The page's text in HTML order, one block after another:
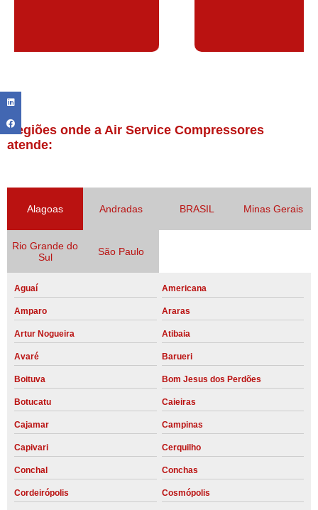
Regiões onde a Air Service Compressores
atende:
Alagoas Andradas BRASIL Minas Gerais
Rio Grande do
Sul
São Paulo
Aguaí Americana
Amparo Araras
Artur Nogueira Atibaia
Avaré Barueri
Boituva Bom Jesus dos Perdões
Botucatu Caieiras
Cajamar Campinas
Capivari Cerquilho
Conchal Conchas
Cordeirópolis Cosmópolis